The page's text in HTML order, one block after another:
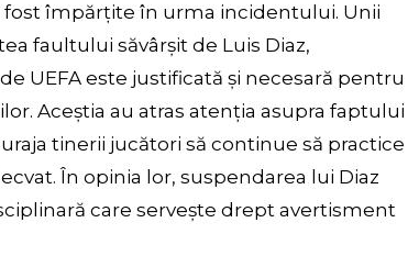
fost împărțite în urma incidentului. Unii
faultului săvârșit de Luis Diaz,
UEFA este justificată și necesară pentru
Aceștia au atras atenția asupra faptului
tinerii jucători să continue să practice
În opinia lor, suspendarea lui Diaz
care servește drept avertisment